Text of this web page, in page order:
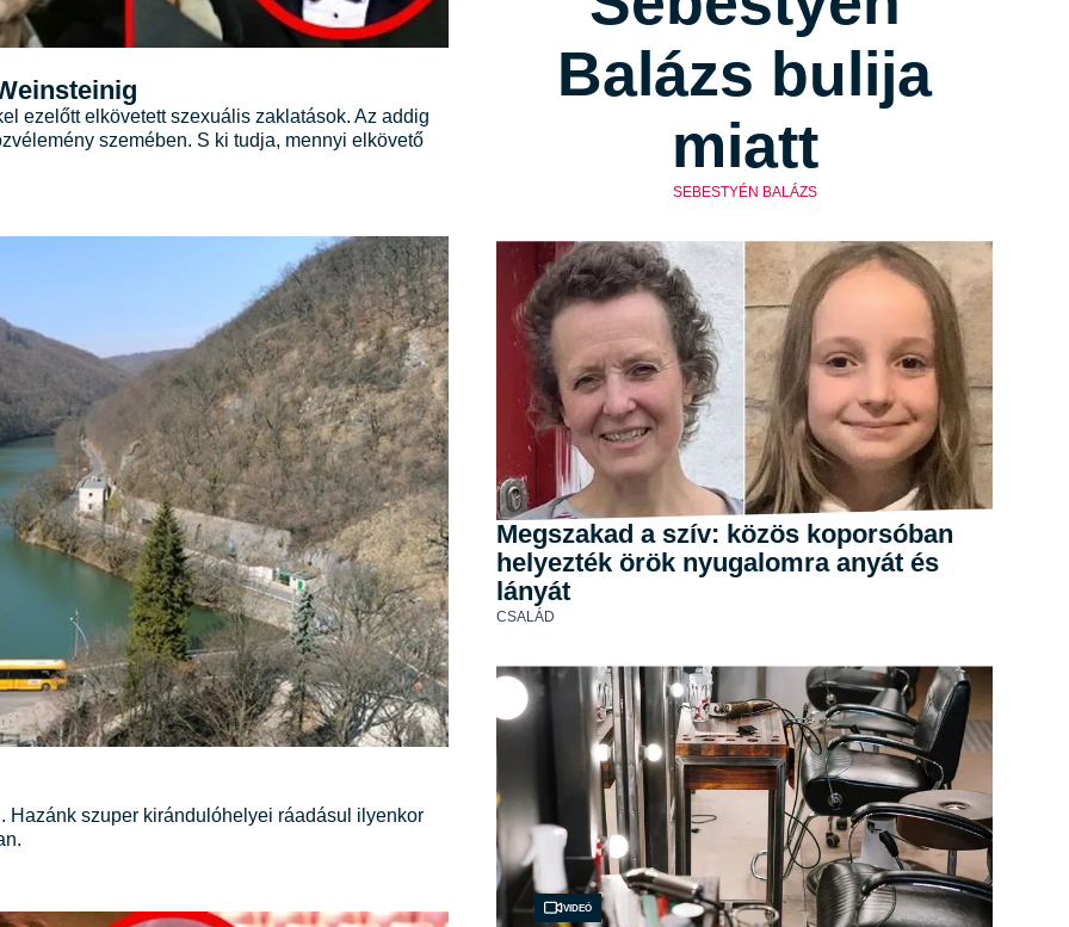
ezelőtt elkövetett szexuális zaklatások. Az addig
szemében. S ki tudja, mennyi elkövető
Hazánk szuper kirándulóhelyei ráadásul ilyenkor
Balázs bulija
miatt
SEBESTYÉN BALÁZS
Megszakad a szív: közös koporsóban
helyezték örök nyugalomra anyát és
lányát
CSALÁD
Videó